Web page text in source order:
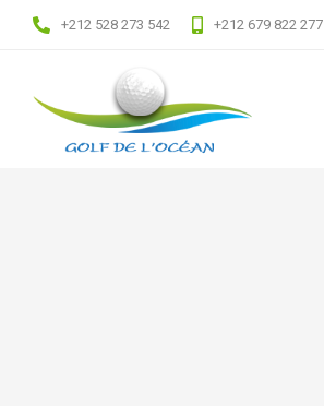
+212 528 273 542 +212 679 822 277